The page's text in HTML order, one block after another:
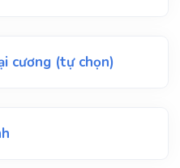
cương (tự chọn)